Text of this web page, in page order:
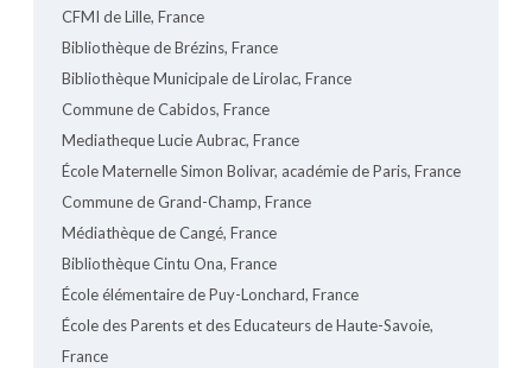
CFMI de Lille, France
Bibliothèque de Brézins, France
Bibliothèque Municipale de Lirolac, France
Commune de Cabidos, France
Mediatheque Lucie Aubrac, France
École Maternelle Simon Bolivar, académie de Paris, France
Commune de Grand-Champ, France
Médiathèque de Cangé, France
Bibliothèque Cintu Ona, France
École élémentaire de Puy-Lonchard, France
École des Parents et des Educateurs de Haute-Savoie,
France